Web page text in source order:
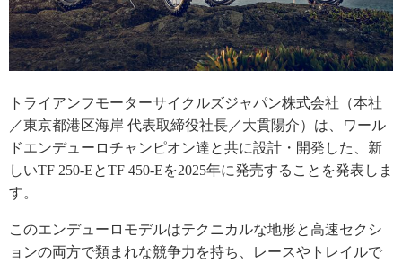
トライアンフモーターサイクルズジャパン株式会社（本社
／東京都港区海岸 代表取締役社長／大貫陽介）は、ワール
ドエンデューロチャンピオン達と共に設計・開発した、新
しいTF 250-EとTF 450-Eを2025年に発売することを発表しま
す。
このエンデューロモデルはテクニカルな地形と高速セクシ
ョンの両方で類まれな競争力を持ち、レースやトレイルで